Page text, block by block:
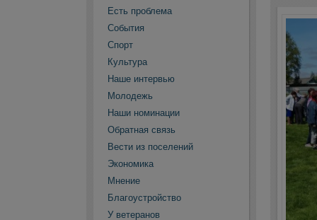
Есть проблема
События
Спорт
Культура
Наше интервью
Молодежь
Наши номинации
Обратная связь
Вести из поселений
Экономика
Мнение
Благоустройство
У ветеранов